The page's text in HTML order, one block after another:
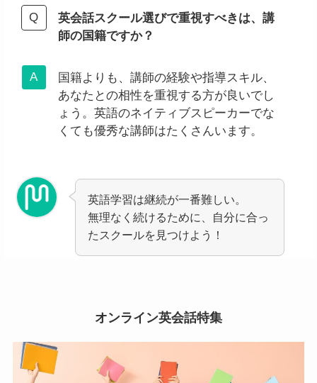
英会話スクール選びで重視すべきは、講
師の国籍ですか？
国籍よりも、講師の経験や指導スキル、
あなたとの相性を重視する方が良いでし
ょう。英語のネイティブスピーカーでな
くても優秀な講師はたくさんいます。
英語学習は継続が一番難しい。
無理なく続けるために、自分に合っ
たスクールを見つけよう！
オンライン英会話特集